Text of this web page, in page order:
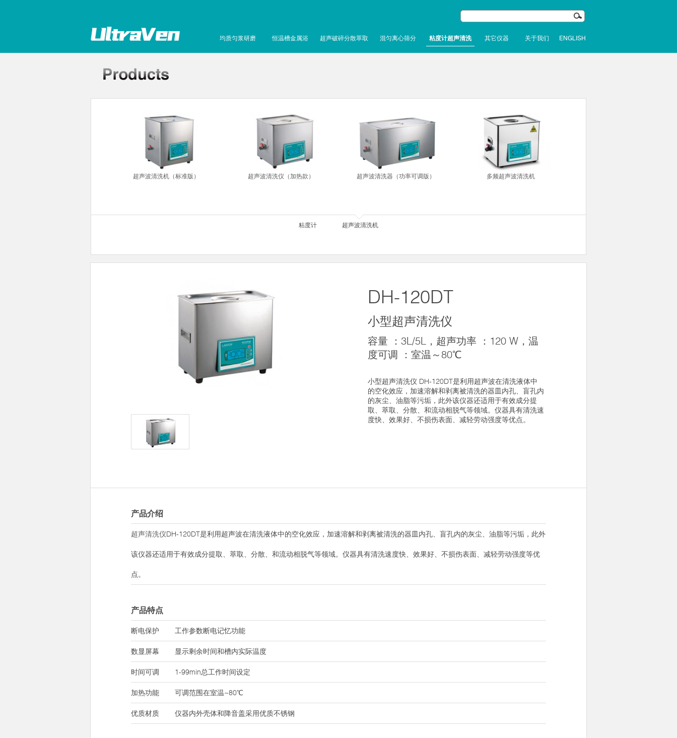
均质匀浆研磨 恒温槽金属浴 超声破碎分散萃取 混匀离心筛分 粘度计超声清洗 其它仪器 关于我们 ENGLISH
超声波清洗机（标准版） 超声波清洗仪（加热款） 超声波清洗器（功率可调版） 多频超声波清洗机
粘度计 超声波清洗机
DH-120DT
小型超声清洗仪
容量 ：3L/5L，超声功率 ：120 W，温
度可调 ：室温～80℃
小型超声清洗仪 DH-120DT是利用超声波在清洗液体中
的空化效应，加速溶解和剥离被清洗的器皿内孔、盲孔内
的灰尘、油脂等污垢，此外该仪器还适用于有效成分提
取、萃取、分散、和流动相脱气等领域。仪器具有清洗速
度快、效果好、不损伤表面、减轻劳动强度等优点。
产品介绍
超声清洗仪DH-120DT是利用超声波在清洗液体中的空化效应，加速溶解和剥离被清洗的器皿内孔、盲孔内的灰尘、油脂等污垢，此外
该仪器还适用于有效成分提取、萃取、分散、和流动相脱气等领域。仪器具有清洗速度快、效果好、不损伤表面、减轻劳动强度等优
点。
产品特点
断电保护 工作参数断电记忆功能
数显屏幕 显示剩余时间和槽内实际温度
时间可调 1-99min总工作时间设定
加热功能 可调范围在室温~80℃
优质材质 仪器内外壳体和降音盖采用优质不锈钢